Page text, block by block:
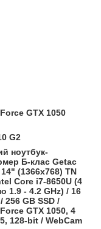
GTX 1050
G2
ноутбук-
Б-клас Getac
(1366x768) TN
Core i7-8650U (4
1.9 - 4.2 GHz) / 16
256 GB SSD /
GTX 1050, 4
128-bit / WebCam